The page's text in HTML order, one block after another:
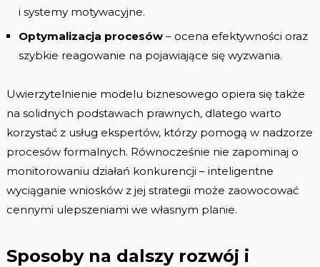
i systemy motywacyjne.
Optymalizacja procesów– ocena efektywności oraz
szybkie reagowanie na pojawiające się wyzwania.
Uwierzytelnienie modelu biznesowego opiera się także
na solidnych podstawach prawnych, dlatego warto
korzystać z usług ekspertów, którzy pomogą w nadzorze
procesów formalnych. Równocześnie nie zapominaj o
monitorowaniu działań konkurencji – inteligentne
wyciąganie wniosków z jej strategii może zaowocować
cennymi ulepszeniami we własnym planie.
Sposoby na dalszy rozwój i